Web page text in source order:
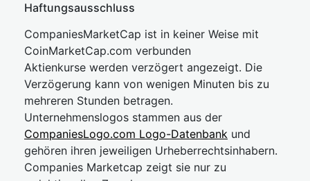
Haftungsausschluss
CompaniesMarketCap ist in keiner Weise mit
CoinMarketCap.com verbunden
Aktienkurse werden verzögert angezeigt. Die
Verzögerung kann von wenigen Minuten bis zu
mehreren Stunden betragen.
Unternehmenslogos stammen aus der
CompaniesLogo.com Logo-Datenbank und
gehören ihren jeweiligen Urheberrechtsinhabern.
Companies Marketcap zeigt sie nur zu